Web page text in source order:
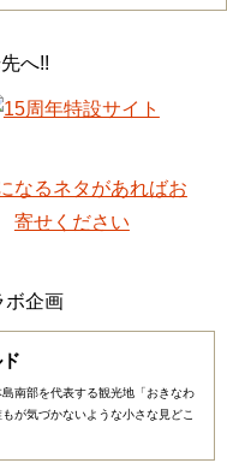
南部を代表する観光地「おきなわ
が気づかないような小さな見どこ